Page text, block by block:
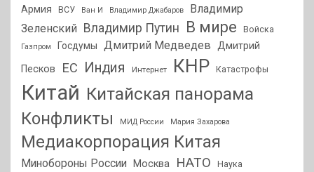
Армия ВСУ Ван И Владимир Джабаров
Владимир
Зеленский
Владимир Путин В мире Войска
Газпром Госдумы Дмитрий Медведев Дмитрий
Песков
ЕС Индия Интернет КНР Катастрофы
Китай Китайская панорама
Конфликты
МИД России Мария Захарова
Медиакорпорация Китая
Минобороны России Москва НАТО Наука